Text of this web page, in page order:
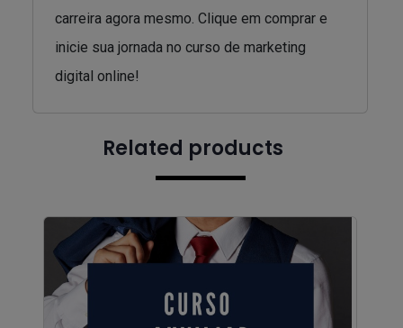
carreira agora mesmo. Clique em comprar e
inicie sua jornada no curso de marketing
digital online!
Related products